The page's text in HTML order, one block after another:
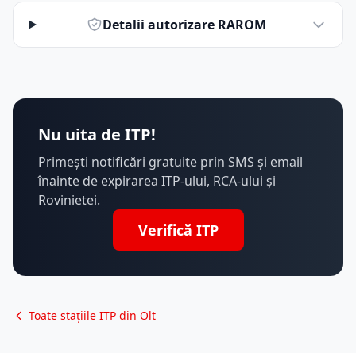
Detalii autorizare RAROM
Nu uita de ITP!
Primești notificări gratuite prin SMS și email
înainte de expirarea ITP-ului, RCA-ului și
Rovinietei.
Verifică ITP
Toate stațiile ITP din Olt